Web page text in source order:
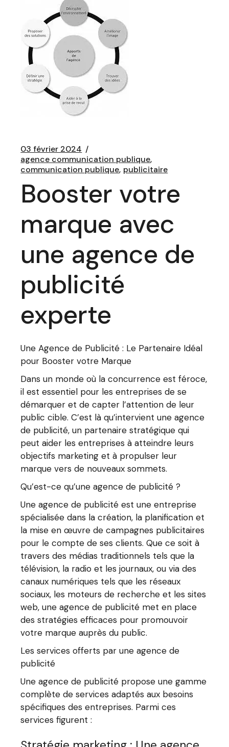
03 février 2024
agence communication publique
communication publique publicitaire
Booster votre
marque avec
une agence de
publicité
experte
Une Agence de Publicité : Le Partenaire Idéal
pour Booster votre Marque
Dans un monde où la concurrence est féroce,
il est essentiel pour les entreprises de se
démarquer et de capter l’attention de leur
public cible. C’est là qu’intervient une agence
de publicité, un partenaire stratégique qui
peut aider les entreprises à atteindre leurs
objectifs marketing et à propulser leur
marque vers de nouveaux sommets.
Qu’est-ce qu’une agence de publicité ?
Une agence de publicité est une entreprise
spécialisée dans la création, la planification et
la mise en œuvre de campagnes publicitaires
pour le compte de ses clients. Que ce soit à
travers des médias traditionnels tels que la
télévision, la radio et les journaux, ou via des
canaux numériques tels que les réseaux
sociaux, les moteurs de recherche et les sites
web, une agence de publicité met en place
des stratégies efficaces pour promouvoir
votre marque auprès du public.
Les services offerts par une agence de
publicité
Une agence de publicité propose une gamme
complète de services adaptés aux besoins
spécifiques des entreprises. Parmi ces
services figurent :